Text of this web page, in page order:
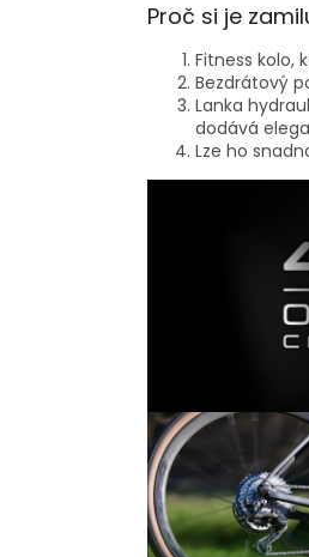
Proč si je
Fitness kolo,
Bezdrátový
Lanka
dodává
Lze ho